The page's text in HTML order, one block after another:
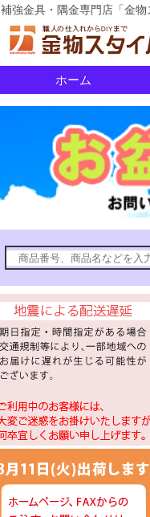
補強金具・隅金専門店「金
ホーム